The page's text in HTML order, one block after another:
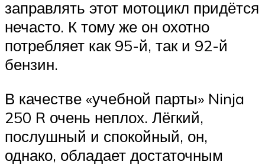
заправлять этот мотоцикл придётся
нечасто. К тому же он охотно
потребляет как 95-й, так и 92-й
бензин.
В качестве «учебной парты» Ninja
250 R очень неплох. Лёгкий,
послушный и спокойный, он,
однако, обладает достаточным